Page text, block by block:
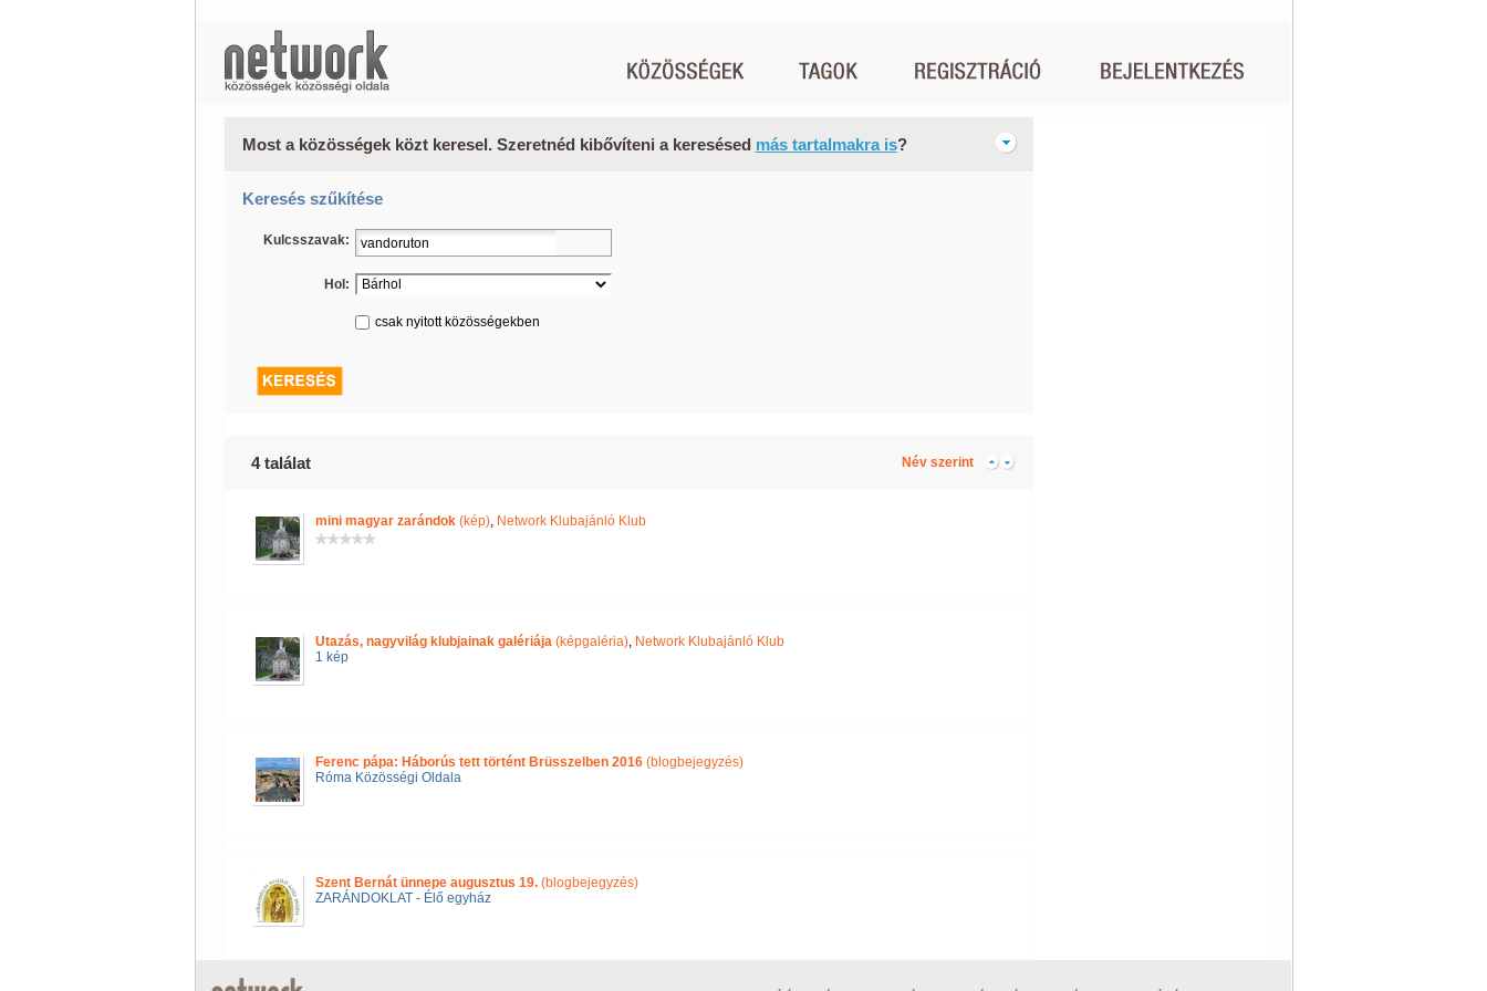
Most a közösségek közt keresel. Szeretnéd kibővíteni a keresésed más tartalmakra is?
Keresés szűkítése
Kulcsszavak:
Hol:
csak nyitott közösségekben
4 találat Név szerint
mini magyar zarándok(kép), Network Klubajánló Klub
Utazás, nagyvilág klubjainak galériája(képgaléria), Network Klubajánló Klub
1 kép
Ferenc pápa: Háborús tett történt Brüsszelben 2016(blogbejegyzés)
Róma Közösségi Oldala
Szent Bernát ünnepe augusztus 19.(blogbejegyzés)
ZARÁNDOKLAT - Élő egyház